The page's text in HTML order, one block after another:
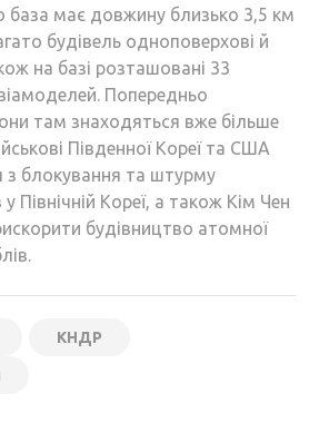
база має довжину близько 3,5 км
будівель одноповерхові й
на базі розташовані 33
Попередньо
там знаходяться вже більше
Південної Кореї та США
з блокування та штурму
Північній Кореї, а також Кім Чен
будівництво атомної
КНДР